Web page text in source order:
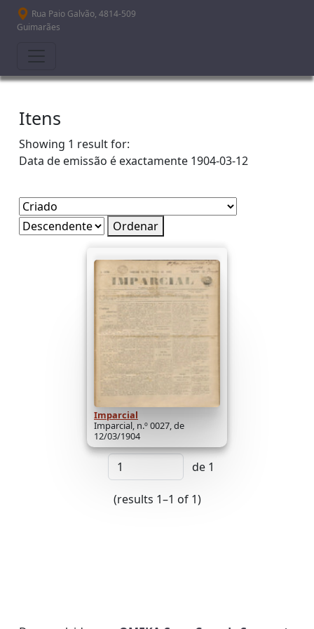
Passar para o conteúdo principal
Rua Paio Galvão, 4814-509
Guimarães
Itens
Showing 1 result for:
Data de emissão é exactamente 1904-03-12
Ordenar
Imparcial
Imparcial, n.º 0027, de
12/03/1904
de 1
(results 1–1 of 1)